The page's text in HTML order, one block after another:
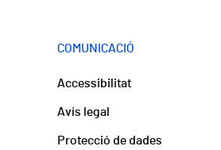
COMUNICACIÓ
Accessibilitat
Avís legal
Protecció de dades